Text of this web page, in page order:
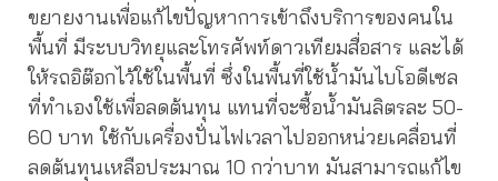
ขยายงานเพื่อแก้ไขปัญหาการเข้าถึงบริการของคนใน
พื้นที่ มีระบบวิทยุและโทรศัพท์ดาวเทียมสื่อสาร และได้
ให้รถอิต๊อกไว้ใช้ในพื้นที่ ซึ่งในพื้นที่ใช้น้ำมันไบโอดีเซล
ที่ทำเองใช้เพื่อลดต้นทุน แทนที่จะซื้อน้ำมันลิตรละ 50-
60 บาท ใช้กับเครื่องปั่นไฟเวลาไปออกหน่วยเคลื่อนที่
ลดต้นทุนเหลือประมาณ 10 กว่าบาท มันสามารถแก้ไข